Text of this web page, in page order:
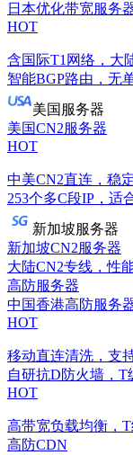
日本优化带宽服务
HOT
含国际T1网络，大
智能BGP路由，无
美国服务器
美国CN2服务器
HOT
中美CN2直连，稳
253个多C段IP，适
新加坡服务器
新加坡CN2服务器
大陆CN2专线，性
高防服务器
中国香港高防服务
HOT
移动直连清洗，支
自研抗D防火墙，T
HOT
高带宽负载均衡，
高防CDN